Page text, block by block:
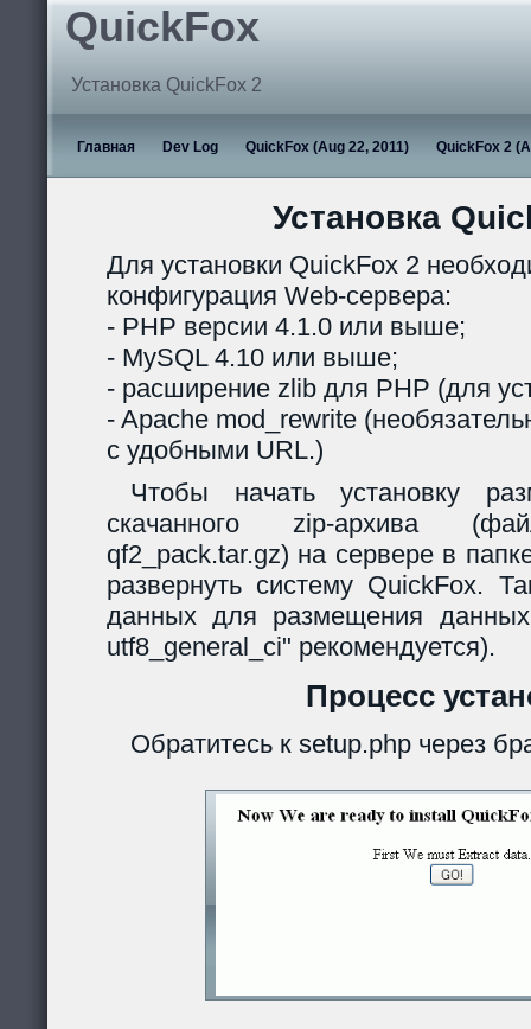
QuickFox
Установка QuickFox 2
Главная Dev Log QuickFox (Aug 22, 2011) QuickFox 2
Установка
Для установки QuickFox 2
конфигурация Web-сервера:
- PHP версии 4.1.0 или выше;
- MySQL 4.10 или выше;
- расширение zlib для PHP (для
- Apache mod_rewrite
с удобными URL.)
Чтобы начать установку
скачанного zip-архива
qf2_pack.tar.gz) на сервере в
развернуть систему QuickFox.
данных для размещения
utf8_general_ci" рекомендуется).
Процесс
Обратитесь к setup.php через